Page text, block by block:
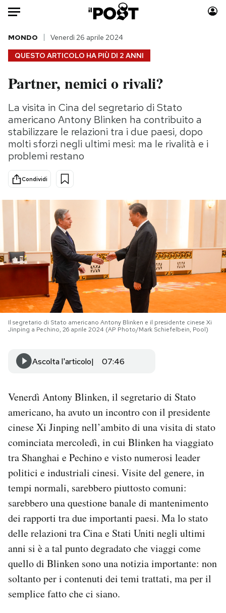
Auto
HOME
Italia
Politica
Tecnologia
Internet
Scienza
Cultura
Economia
Sport
Moda
Consumismi
Storie/Idee
Ok Boomer!
Mondiali calcio 2026
PODCAST
NEWSLETTER
I MIEI PREFERITI
AREA PERSONALE
Area Personale
Newsletter
Notifiche mobile
Regala il Post
Hai bisogno di aiuto?
QUESTO ARTICOLO HA PIÙ DI 2 ANNI
MONDO Venerdì 26 aprile 2024
Partner, nemici o rivali?
La visita in Cina del segretario di Stato
americano Antony Blinken ha contribuito a
stabilizzare le relazioni tra i due paesi, dopo
molti sforzi negli ultimi mesi: ma le rivalità e i
problemi restano
Condividi
Il segretario di Stato americano Antony Blinken e il presidente cinese Xi
Jinping a Pechino, 26 aprile 2024 (AP Photo/Mark Schiefelbein, Pool)
Ascolta l'articolo 07:46
Venerdì Antony Blinken, il segretario di Stato
americano, ha avuto un incontro con il presidente
cinese Xi Jinping nell’ambito di una visita di stato
cominciata mercoledì, in cui Blinken ha viaggiato
tra Shanghai e Pechino e visto numerosi leader
politici e industriali cinesi. Visite del genere, in
tempi normali, sarebbero piuttosto comuni:
sarebbero una questione banale di mantenimento
dei rapporti tra due importanti paesi. Ma lo stato
delle relazioni tra Cina e Stati Uniti negli ultimi
anni si è a tal punto degradato che viaggi come
quello di Blinken sono una notizia importante: non
soltanto per i contenuti dei temi trattati, ma per il
semplice fatto che ci siano.